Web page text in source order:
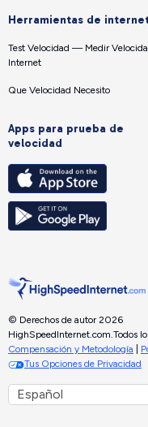
Herramientas de
Test Velocidad — Medir
Internet
Que Velocidad Necesito
Apps para prueba de
velocidad
© Derechos de autor 2026
HighSpeedInternet.com. Todos
Compensación y Metodología
Tus Opciones de Privacidad